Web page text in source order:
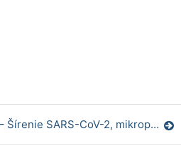
Pseudocast #471 – Šírenie SARS-CoV-2, mikroplasty z oblečenia, faxy